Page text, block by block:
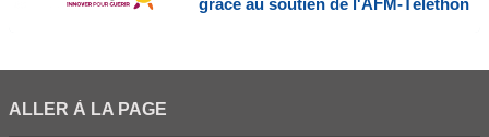
grâce au soutien de l'AFM-Téléthon
ALLER À LA PAGE